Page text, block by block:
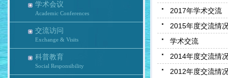
学术会议
Academic Conferences
交流访问
Exchange & Visits
科普教育
Social Responsibility
2017年学术交流
2015年度交流情
学术交流
2014年度交流情
2012年度交流情